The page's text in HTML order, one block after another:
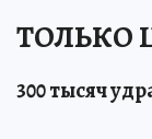
ТОЛЬКО
300 тысяч